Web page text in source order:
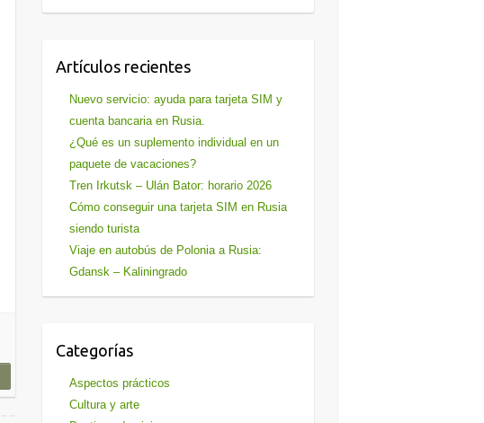
Artículos recientes
Nuevo servicio: ayuda para tarjeta SIM y
cuenta bancaria en Rusia.
¿Qué es un suplemento individual en un
paquete de vacaciones?
Tren Irkutsk – Ulán Bator: horario 2026
Cómo conseguir una tarjeta SIM en Rusia
siendo turista
Viaje en autobús de Polonia a Rusia:
Gdansk – Kaliningrado
Categorías
Aspectos prácticos
Cultura y arte